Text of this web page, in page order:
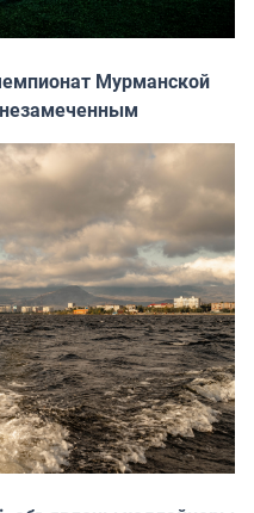
Мурманской
незамеченным